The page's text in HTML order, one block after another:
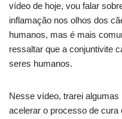
vídeo de hoje, vou falar
inflamação nos olhos dos
humanos, mas é mais
ressaltar que a conjuntivite
seres humanos.
Nesse vídeo, trarei
acelerar o processo de cura